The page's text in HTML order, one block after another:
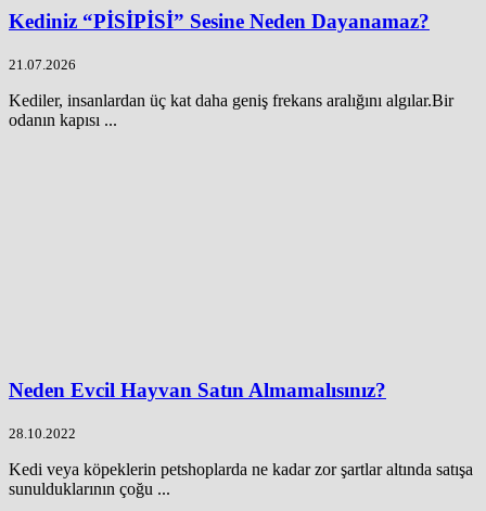
Kediniz “PİSİPİSİ” Sesine Neden Dayanamaz?
21.07.2026
Kediler, insanlardan üç kat daha geniş frekans aralığını algılar.Bir
odanın kapısı ...
Neden Evcil Hayvan Satın Almamalısınız?
28.10.2022
Kedi veya köpeklerin petshoplarda ne kadar zor şartlar altında satışa
sunulduklarının çoğu ...